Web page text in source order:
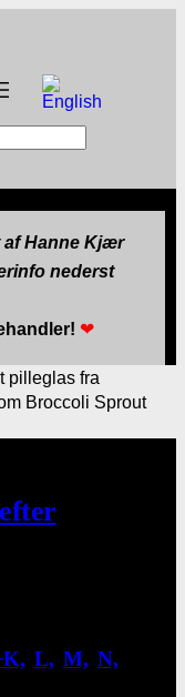
af Hanne Kjær
nederst
❤
L, M, N,